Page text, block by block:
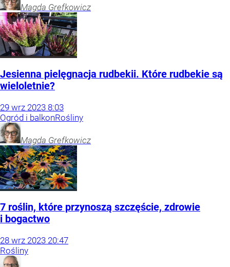
Magda Grefkowicz
Jesienna pielęgnacja rudbekii. Które rudbekie są
wieloletnie?
29 wrz 2023 8:03
Ogród i balkonRośliny
Magda Grefkowicz
7 roślin, które przynoszą szczęście, zdrowie
i bogactwo
28 wrz 2023 20:47
Rośliny